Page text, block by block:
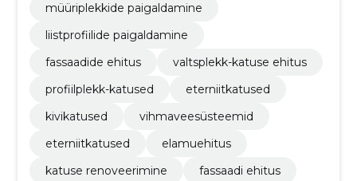
müüriplekkide paigaldamine
liistprofiilide paigaldamine
fassaadide ehitus
valtsplekk-katuse ehitus
profiilplekk-katused
eterniitkatused
kivikatused
vihmaveesüsteemid
eterniitkatused
elamuehitus
katuse renoveerimine
fassaadi ehitus